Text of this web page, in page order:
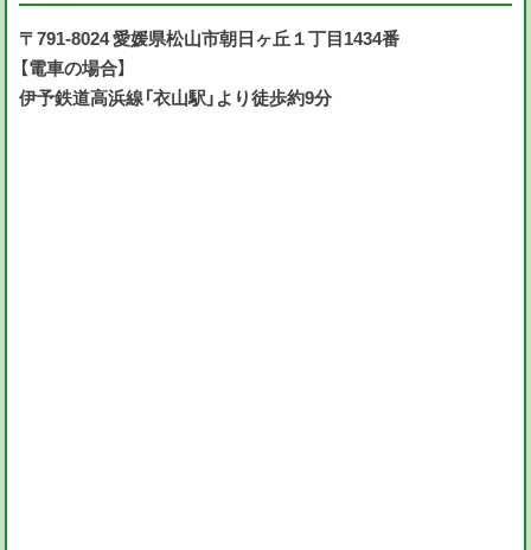
〒791-8024 愛媛県松山市朝日ヶ丘１丁目1434番
【電車の場合】
伊予鉄道高浜線「衣山駅」より徒歩約9分